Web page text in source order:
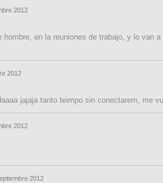
2012
hombre, en la reuniones de trabajo, y lo van
2012
jajaja tanto teimpo sin conectarem, me
2012
2012